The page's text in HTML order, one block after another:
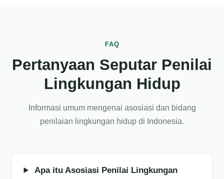
FAQ
Pertanyaan Seputar Penilai
Lingkungan Hidup
Informasi umum mengenai asosiasi dan bidang
penilaian lingkungan hidup di Indonesia.
Apa itu Asosiasi Penilai Lingkungan